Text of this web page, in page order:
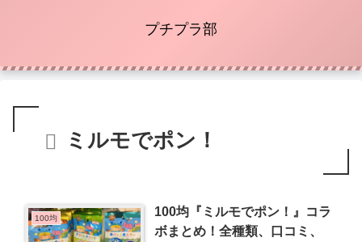
プチプラ部
ミルモでポン！
100均
100均『ミルモでポン！』コラ
ボまとめ！全種類、口コミ、